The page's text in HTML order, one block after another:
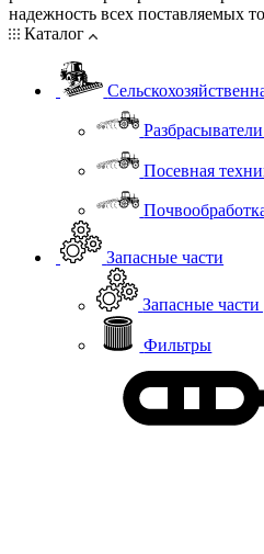
надежность всех поставляемых
Каталог
Посевная
Запасные части
Запасные
Фильтры